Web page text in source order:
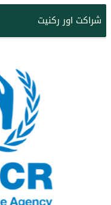
شراکت اور رکنیت